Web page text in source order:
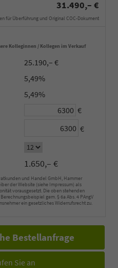
31.490,– €
für Überführung und Original COC-Dokument
Kolleginnen / Kollegen im Verkauf
25.190,– €
5,49%
5,49%
€
€
1.650,– €
und Handel GmbH, Hammer
der Website (siehe Impressum) als
vorausgesetzt. Die oben stehenden
gem. § 6a Abs. 4 PAngV
ein gesetzliches Widerrufsrecht zu.
Bestellanfrage
Sie an